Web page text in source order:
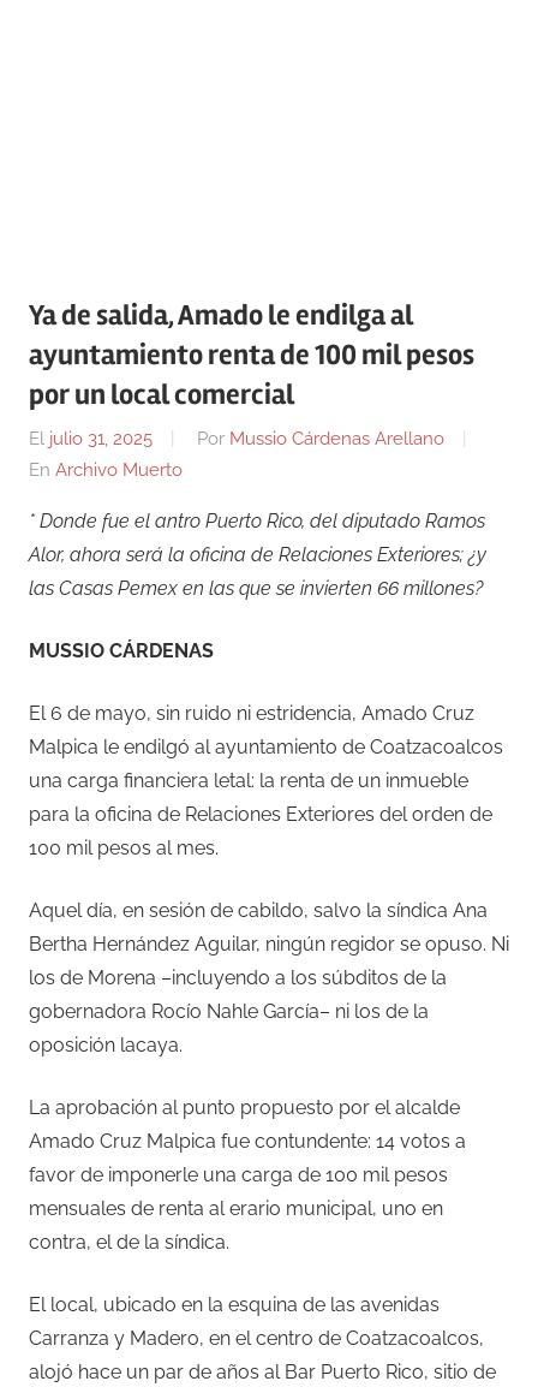
Ya de salida, Amado le endilga al
ayuntamiento renta de 100 mil pesos
por un local comercial
El julio 31, 2025 Por Mussio Cárdenas Arellano
En Archivo Muerto
* Donde fue el antro Puerto Rico, del diputado Ramos
Alor, ahora será la oficina de Relaciones Exteriores; ¿y
las Casas Pemex en las que se invierten 66 millones?
MUSSIO CÁRDENAS
El 6 de mayo, sin ruido ni estridencia, Amado Cruz
Malpica le endilgó al ayuntamiento de Coatzacoalcos
una carga financiera letal: la renta de un inmueble
para la oficina de Relaciones Exteriores del orden de
100 mil pesos al mes.
Aquel día, en sesión de cabildo, salvo la síndica Ana
Bertha Hernández Aguilar, ningún regidor se opuso. Ni
los de Morena –incluyendo a los súbditos de la
gobernadora Rocío Nahle García– ni los de la
oposición lacaya.
La aprobación al punto propuesto por el alcalde
Amado Cruz Malpica fue contundente: 14 votos a
favor de imponerle una carga de 100 mil pesos
mensuales de renta al erario municipal, uno en
contra, el de la síndica.
El local, ubicado en la esquina de las avenidas
Carranza y Madero, en el centro de Coatzacoalcos,
alojó hace un par de años al Bar Puerto Rico, sitio de